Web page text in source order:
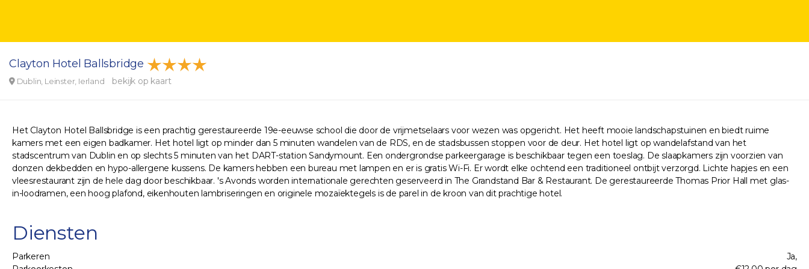
Clayton Hotel Ballsbridge
Dublin, Leinster, Ierland bekijk op kaart
Het Clayton Hotel Ballsbridge is een prachtig gerestaureerde 19e-eeuwse school die door de vrijmetselaars voor wezen was opgericht. Het heeft mooie landschapstuinen en biedt ruime
kamers met een eigen badkamer. Het hotel ligt op minder dan 5 minuten wandelen van de RDS, en de stadsbussen stoppen voor de deur. Het hotel ligt op wandelafstand van het
stadscentrum van Dublin en op slechts 5 minuten van het DART-station Sandymount. Een ondergrondse parkeergarage is beschikbaar tegen een toeslag. De slaapkamers zijn voorzien van
donzen dekbedden en hypo-allergene kussens. De kamers hebben een bureau met lampen en er is gratis Wi-Fi. Er wordt elke ochtend een traditioneel ontbijt verzorgd. Lichte hapjes en een
vleesrestaurant zijn de hele dag door beschikbaar. 's Avonds worden internationale gerechten geserveerd in The Grandstand Bar & Restaurant. De gerestaureerde Thomas Prior Hall met glas-
in-loodramen, een hoog plafond, eikenhouten lambriseringen en originele mozaïektegels is de parel in de kroon van dit prachtige hotel.
Diensten
Parkeren
Ja,